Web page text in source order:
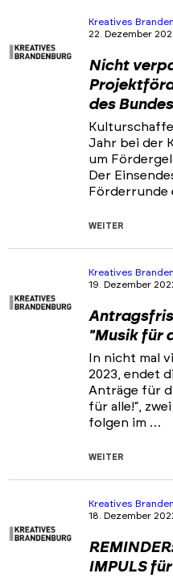
Kreatives
22. Dezember
Nicht
des Bundes
Jahr bei der
um
Der
Förderrunde
WEITER
Kreatives
19. Dezember
"Musik für
In nicht mal
2023, endet
Anträge für
für alle!“,
folgen im …
WEITER
Kreatives
18. Dezember
IMPULS